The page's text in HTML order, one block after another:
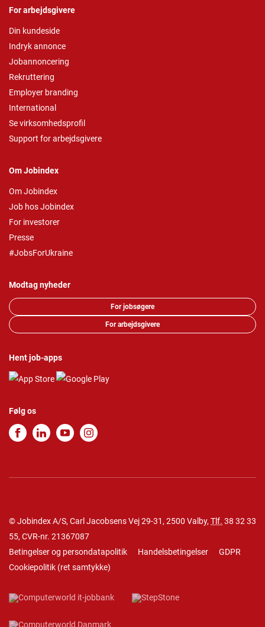
For arbejdsgivere
Din kundeside
Indryk annonce
Jobannoncering
Rekruttering
Employer branding
International
Se virksomhedsprofil
Support for arbejdsgivere
Om Jobindex
Om Jobindex
Job hos Jobindex
For investorer
Presse
#JobsForUkraine
Modtag nyheder
For jobsøgere
For arbejdsgivere
Hent job-apps
Følg os
© Jobindex A/S, Carl Jacobsens Vej 29-31, 2500 Valby, Tlf. 38 32 33
55, CVR-nr. 21367087
Betingelser og persondatapolitik
Handelsbetingelser
GDPR
Cookiepolitik (ret samtykke)